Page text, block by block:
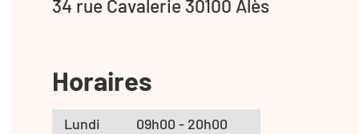
34 rue Cavalerie 30100 Alès
Horaires
Lundi
09h00 - 20h00